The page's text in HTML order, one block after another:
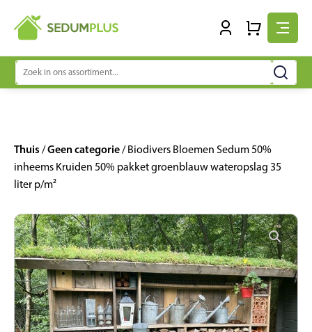
Zoeken
naar:
Thuis /Geen categorie/ Biodivers Bloemen Sedum 50%
inheems Kruiden 50% pakket groenblauw wateropslag 35
liter p/m²